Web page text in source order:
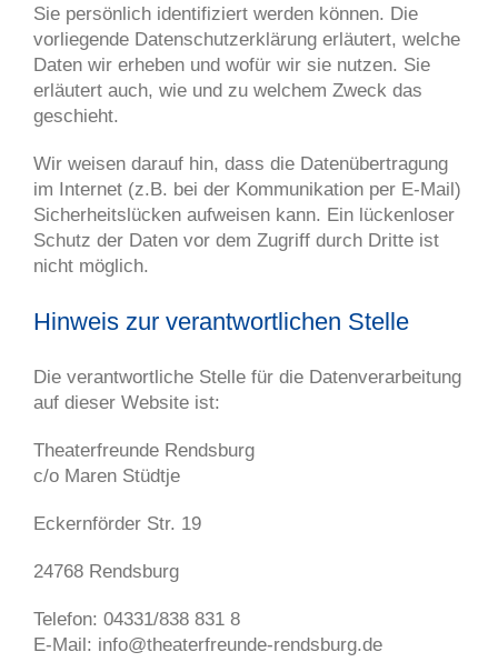
Sie persönlich identifiziert werden können. Die
vorliegende Datenschutzerklärung erläutert, welche
Daten wir erheben und wofür wir sie nutzen. Sie
erläutert auch, wie und zu welchem Zweck das
geschieht.
Wir weisen darauf hin, dass die Datenübertragung
im Internet (z.B. bei der Kommunikation per E-Mail)
Sicherheitslücken aufweisen kann. Ein lückenloser
Schutz der Daten vor dem Zugriff durch Dritte ist
nicht möglich.
Hinweis zur verantwortlichen Stelle
Die verantwortliche Stelle für die Datenverarbeitung
auf dieser Website ist:
Theaterfreunde Rendsburg
c/o Maren Stüdtje
Eckernförder Str. 19
24768 Rendsburg
Telefon: 04331/838 831 8
E-Mail: info@theaterfreunde-rendsburg.de